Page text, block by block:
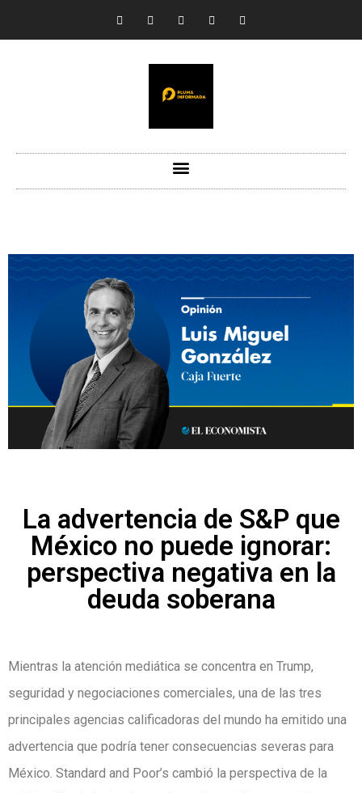
La advertencia de S&P que
México no puede ignorar:
perspectiva negativa en la
deuda soberana
Mientras la atención mediática se concentra en Trump,
seguridad y negociaciones comerciales, una de las tres
principales agencias calificadoras del mundo ha emitido una
advertencia que podría tener consecuencias severas para
México. Standard and Poor’s cambió la perspectiva de la